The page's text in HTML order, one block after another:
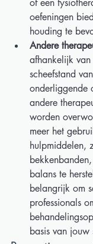
of een
oefeningen
houding te
Andere
afhankelijk
scheefstand
onderliggende
andere
worden
meer het
hulpmiddelen,
balans te
belangrijk om
professionals
basis van jouw